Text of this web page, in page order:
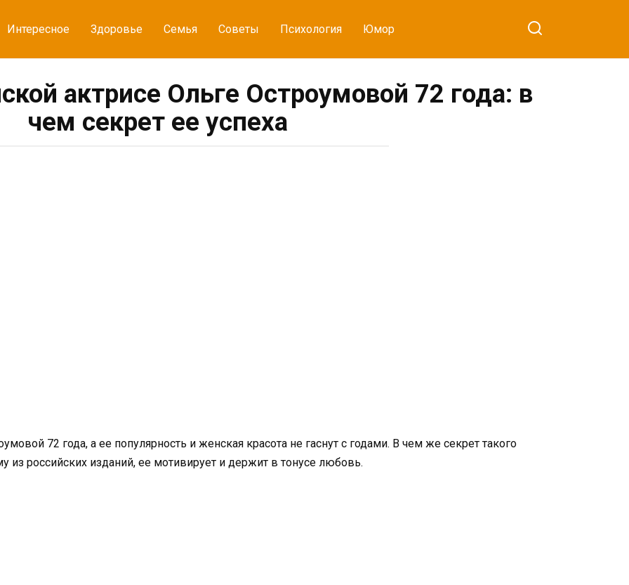
Интересное Здоровье Семья Советы Психология Юмор
актрисе Ольге Остроумовой 72 года: в
чем секрет ее успеха
72 года, а ее популярность и женская красота не гаснут с годами. В чем же секрет такого
из российских изданий, ее мотивирует и держит в тонусе любовь.